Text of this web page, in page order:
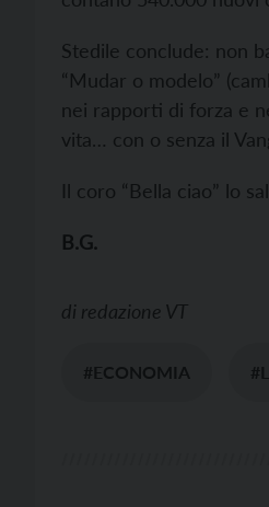
Stedile conclude: non
“Mudar o modelo”
nei rapporti di forza e
vita… con o senza il
Il coro “Bella ciao” lo
B.G.
di redazione VT
#ECONOMIA